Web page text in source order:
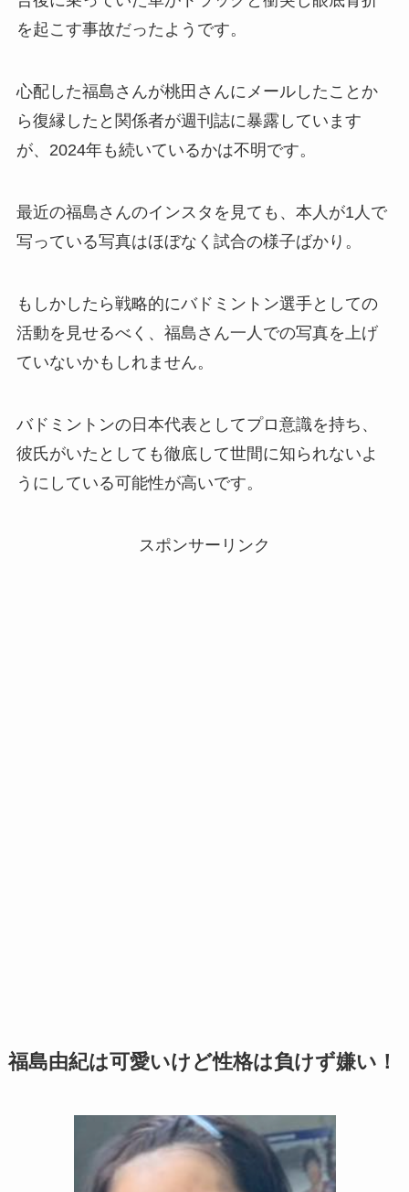
を起こす事故だったようです。
心配した福島さんが桃田さんにメールしたことか
ら復縁したと関係者が週刊誌に暴露しています
が、2024年も続いているかは不明です。
最近の福島さんのインスタを見ても、本人が1人で
写っている写真はほぼなく試合の様子ばかり。
もしかしたら戦略的にバドミントン選手としての
活動を見せるべく、福島さん一人での写真を上げ
ていないかもしれません。
バドミントンの日本代表としてプロ意識を持ち、
彼氏がいたとしても徹底して世間に知られないよ
うにしている可能性が高いです。
スポンサーリンク
福島由紀は可愛いけど性格は負けず嫌い！